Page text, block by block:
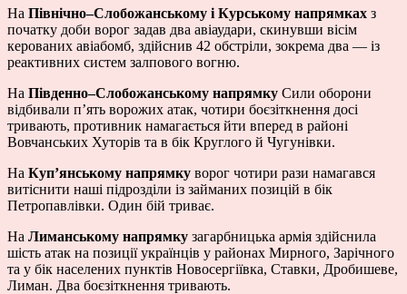
На Північно–Слобожанському і Курському напрямках з
початку доби ворог задав два авіаудари, скинувши вісім
керованих авіабомб, здійснив 42 обстріли, зокрема два — із
реактивних систем залпового вогню.
На Південно–Слобожанському напрямку Сили оборони
відбивали п’ять ворожих атак, чотири боєзіткнення досі
тривають, противник намагається йти вперед в районі
Вовчанських Хуторів та в бік Круглого й Чугунівки.
На Куп’янському напрямку ворог чотири рази намагався
витіснити наші підрозділи із займаних позицій в бік
Петропавлівки. Один бій триває.
На Лиманському напрямку загарбницька армія здійснила
шість атак на позиції українців у районах Мирного, Зарічного
та у бік населених пунктів Новосергіївка, Ставки, Дробишеве,
Лиман. Два боєзіткнення тривають.